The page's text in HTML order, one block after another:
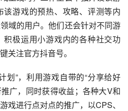
游戏的预热、攻略、评测等内
域的用户。他们还会针对不同游
极运用小游戏内的各种社交功
关注官方抖音号。
划”，利用游戏自带的“分享给好
推广，同时获得收益；各种大V和
戏进行点对点的推广，以CPS、